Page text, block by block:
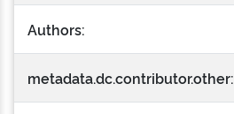
Authors:
metadata.dc.contributor.other: